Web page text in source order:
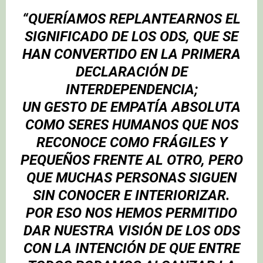
“QUERÍAMOS REPLANTEARNOS EL
SIGNIFICADO DE LOS ODS, QUE SE
HAN CONVERTIDO EN LA PRIMERA
DECLARACIÓN DE
INTERDEPENDENCIA;
UN GESTO DE EMPATÍA ABSOLUTA
COMO SERES HUMANOS QUE NOS
RECONOCE COMO FRÁGILES Y
PEQUEÑOS FRENTE AL OTRO, PERO
QUE MUCHAS PERSONAS SIGUEN
SIN CONOCER E INTERIORIZAR.
POR ESO NOS HEMOS PERMITIDO
DAR NUESTRA VISIÓN DE LOS ODS
CON LA INTENCIÓN DE QUE ENTRE